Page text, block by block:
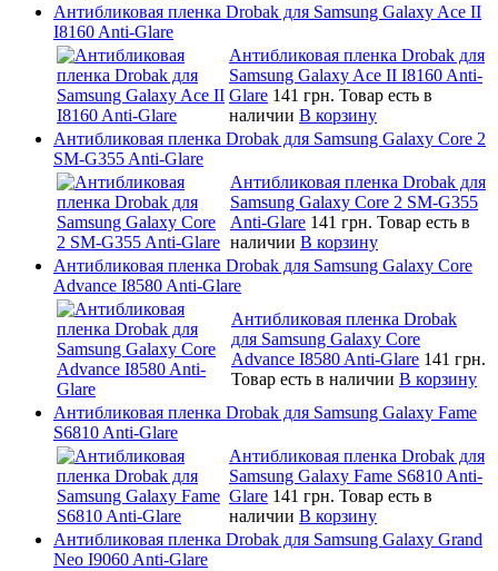
Антибликовая пленка Drobak для Samsung Galaxy Ace II
I8160 Anti-Glare
Антибликовая пленка Drobak для
Samsung Galaxy Ace II I8160 Anti-
Glare 141 грн. Товар есть в
наличии В корзину
Антибликовая пленка Drobak для Samsung Galaxy Core 2
SM-G355 Anti-Glare
Антибликовая пленка Drobak для
Samsung Galaxy Core 2 SM-G355
Anti-Glare 141 грн. Товар есть в
наличии В корзину
Антибликовая пленка Drobak для Samsung Galaxy Core
Advance I8580 Anti-Glare
Антибликовая пленка Drobak
для Samsung Galaxy Core
Advance I8580 Anti-Glare 141 грн.
Товар есть в наличии В корзину
Антибликовая пленка Drobak для Samsung Galaxy Fame
S6810 Anti-Glare
Антибликовая пленка Drobak для
Samsung Galaxy Fame S6810 Anti-
Glare 141 грн. Товар есть в
наличии В корзину
Антибликовая пленка Drobak для Samsung Galaxy Grand
Neo I9060 Anti-Glare